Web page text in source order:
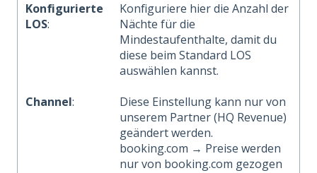
Konfigurierte
LOS:
Konfiguriere hier die Anzahl der
Nächte für die
Mindestaufenthalte, damit du
diese beim Standard LOS
auswählen kannst.
Channel:
Diese Einstellung kann nur von
unserem Partner (HQ Revenue)
geändert werden.
booking.com → Preise werden
nur von booking.com gezogen